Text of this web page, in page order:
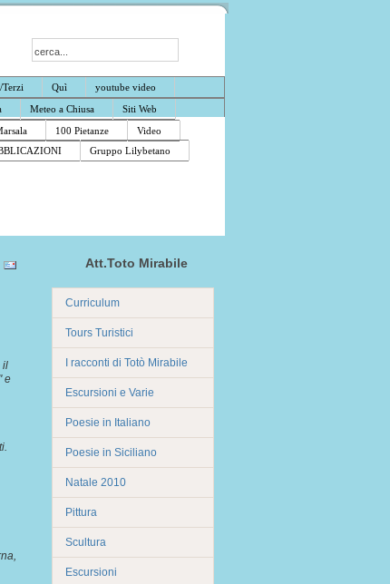
Terzi Quì
youtube video
Meteo a Chiusa
Siti Web
100 Pietanze
Video
Gruppo Lilybetano
il
e
Att.Toto Mirabile
Curriculum
Tours Turistici
I racconti di Totò Mirabile
Escursioni e Varie
Poesie in Italiano
Poesie in Siciliano
Natale 2010
Pittura
Scultura
Escursioni